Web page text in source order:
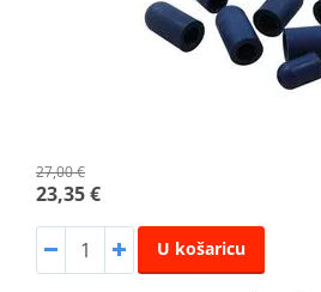
27,00 €
23,35 €
U košaricu